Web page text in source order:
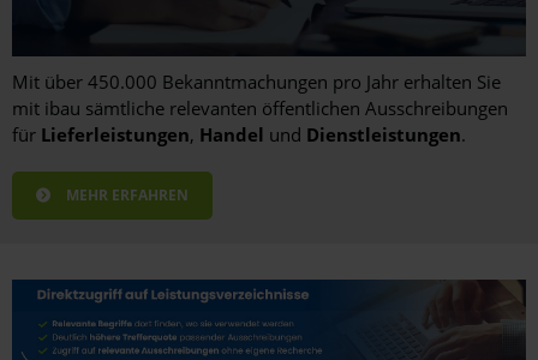
Mit über 450.000 Bekanntmachungen pro Jahr erhalten Sie
mit ibau sämtliche relevanten öffentlichen Ausschreibungen
für Lieferleistungen, Handel und Dienstleistungen.
MEHR ERFAHREN